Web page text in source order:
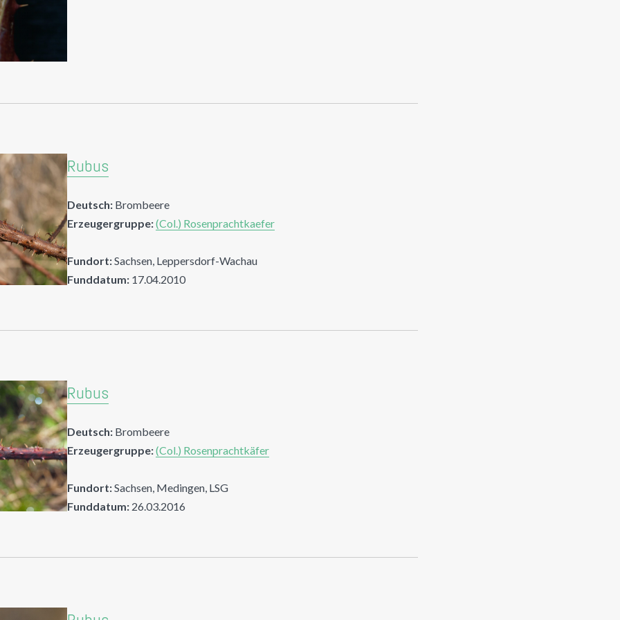
Rubus
Deutsch: Brombeere
Erzeugergruppe:(Col.) Rosenprachtkaefer
Fundort:Sachsen, Leppersdorf-Wachau
Funddatum: 17.04.2010
Rubus
Deutsch: Brombeere
Erzeugergruppe:(Col.) Rosenprachtkäfer
Fundort:Sachsen, Medingen, LSG
Funddatum: 26.03.2016